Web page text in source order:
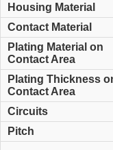
Housing Material
Contact Material
Plating Material on
Contact Area
Plating Thickness
Contact Area
Circuits
Pitch